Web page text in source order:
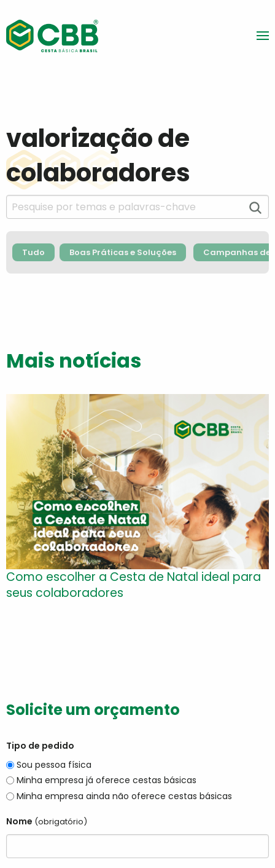
valorização de
colaboradores
Tudo Boas Práticas e Soluções Campanhas de
Mais notícias
Como escolher a Cesta de Natal ideal para
seus colaboradores
Solicite um orçamento
Tipo de pedido
Sou pessoa física
Minha empresa já oferece cestas básicas
Minha empresa ainda não oferece cestas básicas
Nome (obrigatório)